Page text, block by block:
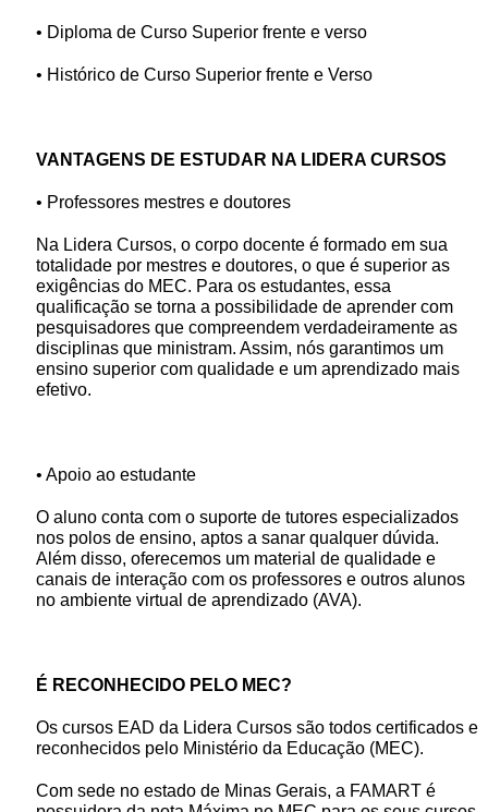
• Diploma de Curso Superior frente e verso
• Histórico de Curso Superior frente e Verso
VANTAGENS DE ESTUDAR NA LIDERA CURSOS
• Professores mestres e doutores
Na Lidera Cursos, o corpo docente é formado em sua
totalidade por mestres e doutores, o que é superior as
exigências do MEC. Para os estudantes, essa
qualificação se torna a possibilidade de aprender com
pesquisadores que compreendem verdadeiramente as
disciplinas que ministram. Assim, nós garantimos um
ensino superior com qualidade e um aprendizado mais
efetivo.
• Apoio ao estudante
O aluno conta com o suporte de tutores especializados
nos polos de ensino, aptos a sanar qualquer dúvida.
Além disso, oferecemos um material de qualidade e
canais de interação com os professores e outros alunos
no ambiente virtual de aprendizado (AVA).
É RECONHECIDO PELO MEC?
Os cursos EAD da Lidera Cursos são todos certificados e
reconhecidos pelo Ministério da Educação (MEC).
Com sede no estado de Minas Gerais, a FAMART é